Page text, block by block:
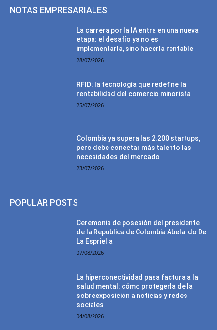
NOTAS EMPRESARIALES
La carrera por la IA entra en una nueva
etapa: el desafío ya no es
implementarla, sino hacerla rentable
28/07/2026
RFID: la tecnología que redefine la
rentabilidad del comercio minorista
25/07/2026
Colombia ya supera las 2.200 startups,
pero debe conectar más talento las
necesidades del mercado
23/07/2026
POPULAR POSTS
Ceremonia de posesión del presidente
de la Republica de Colombia Abelardo De
La Espriella
07/08/2026
La hiperconectividad pasa factura a la
salud mental: cómo protegerla de la
sobreexposición a noticias y redes
sociales
04/08/2026